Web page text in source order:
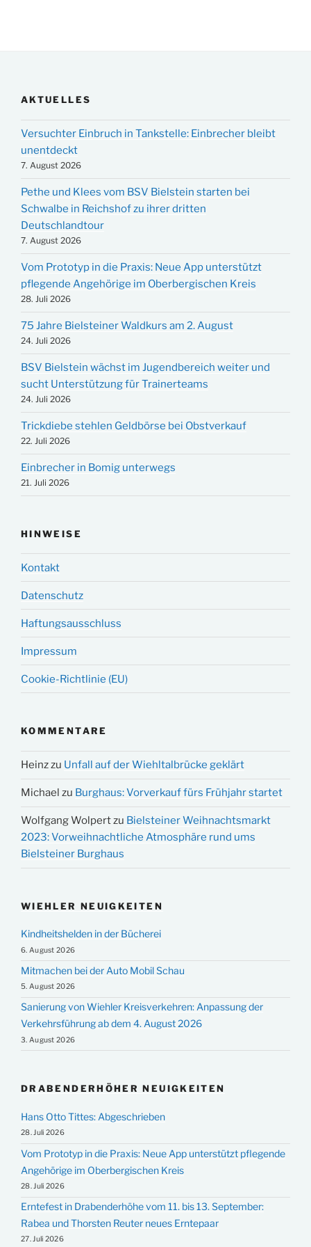
AKTUELLES
Versuchter Einbruch in Tankstelle: Einbrecher bleibt
unentdeckt
7. August 2026
Pethe und Klees vom BSV Bielstein starten bei
Schwalbe in Reichshof zu ihrer dritten
Deutschlandtour
7. August 2026
Vom Prototyp in die Praxis: Neue App unterstützt
pflegende Angehörige im Oberbergischen Kreis
28. Juli 2026
75 Jahre Bielsteiner Waldkurs am 2. August
24. Juli 2026
BSV Bielstein wächst im Jugendbereich weiter und
sucht Unterstützung für Trainerteams
24. Juli 2026
Trickdiebe stehlen Geldbörse bei Obstverkauf
22. Juli 2026
Einbrecher in Bomig unterwegs
21. Juli 2026
HINWEISE
Kontakt
Datenschutz
Haftungsausschluss
Impressum
Cookie-Richtlinie (EU)
KOMMENTARE
Heinzzu Unfall auf der Wiehltalbrücke geklärt
Michael zu Burghaus: Vorverkauf fürs Frühjahr startet
Wolfgang Wolpertzu Bielsteiner Weihnachtsmarkt
2023: Vorweihnachtliche Atmosphäre rund ums
Bielsteiner Burghaus
WIEHLER NEUIGKEITEN
Kindheitshelden in der Bücherei
6. August 2026
Mitmachen bei der Auto Mobil Schau
5. August 2026
Sanierung von Wiehler Kreisverkehren: Anpassung der
Verkehrsführung ab dem 4. August 2026
3. August 2026
DRABENDERHÖHER NEUIGKEITEN
Hans Otto Tittes: Abgeschrieben
28. Juli 2026
Vom Prototyp in die Praxis: Neue App unterstützt pflegende
Angehörige im Oberbergischen Kreis
28. Juli 2026
Erntefest in Drabenderhöhe vom 11. bis 13. September:
Rabea und Thorsten Reuter neues Erntepaar
27. Juli 2026